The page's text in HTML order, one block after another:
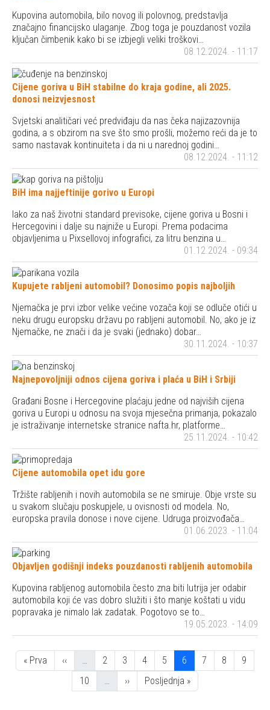
Kupovina automobila, bilo novog ili polovnog, predstavlja
značajno financijsko ulaganje. Zbog toga je pouzdanost vozila
ključan čimbenik kako bi se izbjegli veliki troškovi…
08.12.2024. - 11:17
Cijene goriva u BiH stabilne do kraja godine, ali 2025.
donosi neizvjesnost
Svjetski analitičari već predviđaju da nas čeka najizazovnija
godina, a s obzirom na sve što smo prošli, možemo reći da je to
samo nastavak kontinuiteta i da ni u narednoj godini…
08.12.2024. - 11:12
BiH ima najjeftinije gorivo u Europi
Iako za naš životni standard previsoke, cijene goriva u Bosni i
Hercegovini i dalje su najniže u Europi. Prema podacima
objavljenima u Pixsellovoj infografici, za litru benzina u…
01.12.2024. - 09:34
Kupujete rabljeni automobil? Donosimo popis najboljih
Njemačka je prvi izbor velike većine vozača koji se odluče otići u
neku drugu europsku državu po rabljeni automobil. No, ako je iz
Njemačke, ne znači i da je svaki (jednako) dobar…
30.11.2024. - 10:37
Najnepovoljniji odnos cijena goriva i plaća u BiH i Srbiji
Građani Bosne i Hercegovine plaćaju jedne od najviših cijena
goriva u Europi u odnosu na svoja mjesečna primanja, pokazalo
je istraživanje internetske stranice nafta.hr, platforme…
25.11.2024. - 10:42
Cijene automobila opet idu gore
Tržište rabljenih i novih automobila se ne smiruje. Obje vrste su
u svakom slučaju poskupjele, u ovisnosti od modela. No,
europska pravila donose i nove cijene. Udruga proizvođača…
01.06.2023. - 11:04
Objavljen godišnji indeks pouzdanosti rabljenih automobila
Kupovina rabljenog automobila često zna biti lutrija jer odabir
automobila koji će vas dobro služiti i što manje koštati u vidu
popravaka je nimalo lak zadatak. Pogotovo se to…
19.05.2023. - 14:09
Pagination
Prva stranica
« Prva Previous page
‹‹ … Stranica
2 Stranica
3 Stranica
4 Stranica
5 Stranica
6 Stranica
7 Stranica
8
9
Stranica
10 … Next page
›› Posljednja stranica
Posljednja »